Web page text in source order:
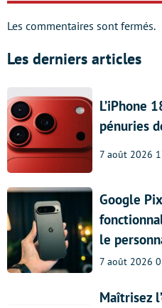
Les commentaires sont fermés.
Les derniers articles
L’iPhone
pénuries
7 août 2026
Google
le
7 août 2026
Maîtrisez